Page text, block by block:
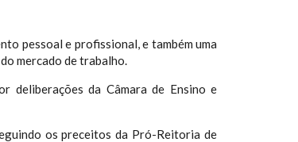
pessoal e profissional, e também uma
mercado de trabalho.
deliberações da Câmara de Ensino e
os preceitos da Pró-Reitoria de